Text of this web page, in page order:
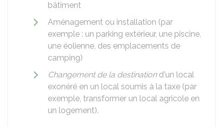
bâtiment
Aménagement ou installation (par
exemple : un parking extérieur, une piscine,
une éolienne, des emplacements de
camping)
Changement de la destinationd'un local
exonéré en un local soumis à la taxe (par
exemple, transformer un local agricole en
un logement).